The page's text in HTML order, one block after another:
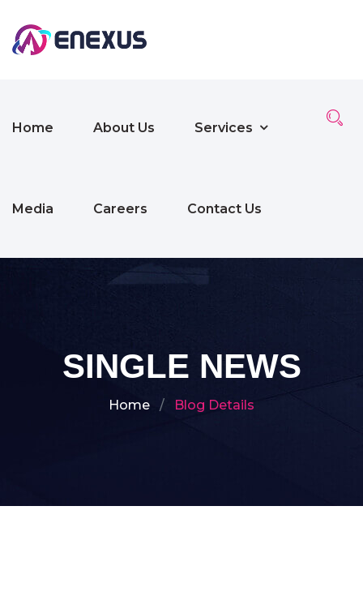
Home About Us Services
Media Careers Contact Us
SINGLE NEWS
Home Blog Details